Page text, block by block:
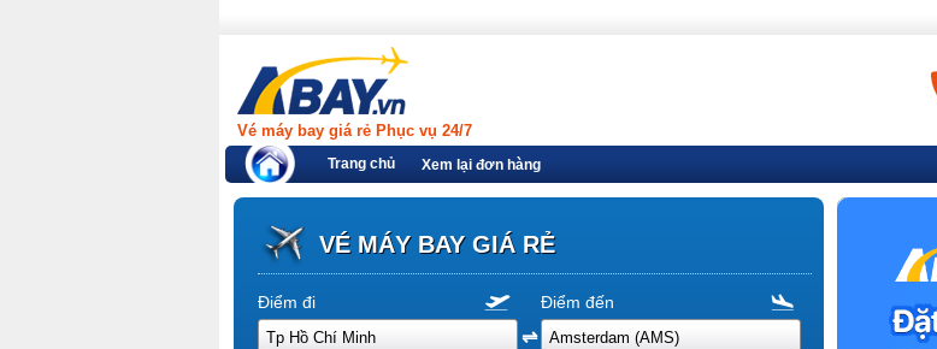
Vé máy bay giá rẻ Phục vụ 24/7
Trang chủ Xem lại đơn hàng
VÉ MÁY BAY GIÁ RẺ
Điểm đi Điểm đến